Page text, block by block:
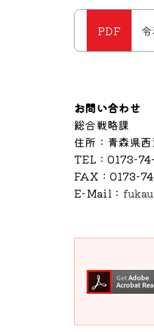
お問い合わせ
総合戦略課
住所 ：青森県
TEL ：0173-
FAX ：0173-
E-Mail ：